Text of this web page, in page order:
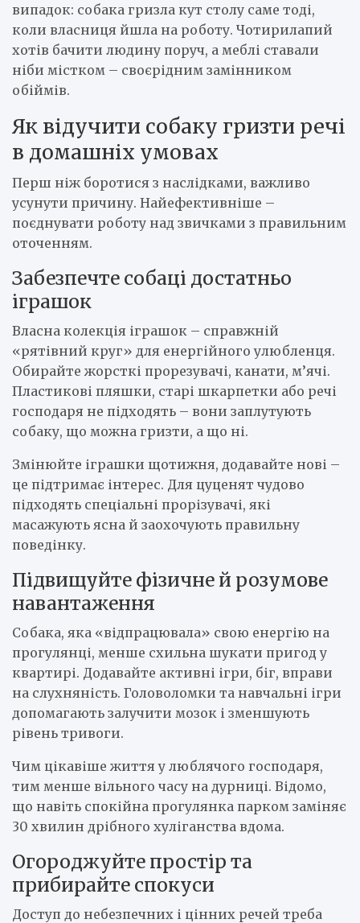
випадок: собака гризла кут столу саме тоді,
коли власниця йшла на роботу. Чотирилапий
хотів бачити людину поруч, а меблі ставали
ніби містком – своєрідним замінником
обіймів.
Як відучити собаку гризти речі
в домашніх умовах
Перш ніж боротися з наслідками, важливо
усунути причину. Найефективніше –
поєднувати роботу над звичками з правильним
оточенням.
Забезпечте собаці достатньо
іграшок
Власна колекція іграшок – справжній
«рятівний круг» для енергійного улюбленця.
Обирайте жорсткі прорезувачі, канати, м’ячі.
Пластикові пляшки, старі шкарпетки або речі
господаря не підходять – вони заплутують
собаку, що можна гризти, а що ні.
Змінюйте іграшки щотижня, додавайте нові –
це підтримає інтерес. Для цуценят чудово
підходять спеціальні прорізувачі, які
масажують ясна й заохочують правильну
поведінку.
Підвищуйте фізичне й розумове
навантаження
Собака, яка «відпрацювала» свою енергію на
прогулянці, менше схильна шукати пригод у
квартирі. Додавайте активні ігри, біг, вправи
на слухняність. Головоломки та навчальні ігри
допомагають залучити мозок і зменшують
рівень тривоги.
Чим цікавіше життя у люблячого господаря,
тим менше вільного часу на дурниці. Відомо,
що навіть спокійна прогулянка парком заміняє
30 хвилин дрібного хуліганства вдома.
Огороджуйте простір та
прибирайте спокуси
Доступ до небезпечних і цінних речей треба